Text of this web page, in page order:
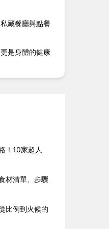
藏餐廳與點餐
是身體的健康
！10家超人
材清單、步驟
比例到火候的